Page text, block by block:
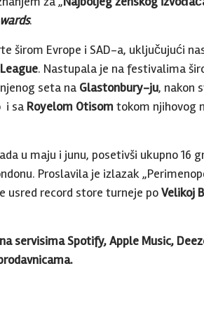
.
širom Evrope i SAD-a, uključujući
. Nastupala je na festivalima
seta na Glastonbury-ju, nakon
i sa Royelom Otisom tokom njihovog
u maju i junu, posetivši ukupno 16
Proslavila je izlazak
usred record store turneje poVelikoj
servisima Spotify, Apple Music,